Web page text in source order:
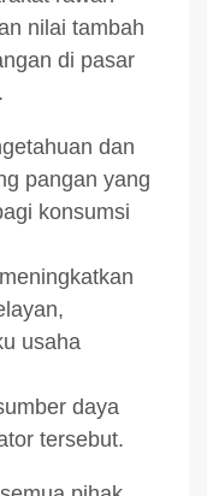
nilai tambah
di pasar
dan
pangan yang
konsumsi
usaha
daya
tersebut.